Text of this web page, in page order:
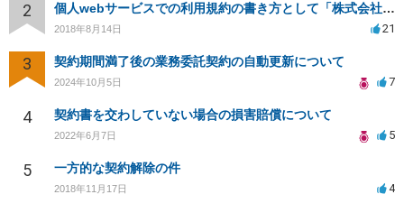
2 個人webサービスでの利用規約の書き方として「株式会社○○（以下当社）」と違う表現はありますか？
2018年8月14日 21
3 契約期間満了後の業務委託契約の自動更新について
2024年10月5日 7
4 契約書を交わしていない場合の損害賠償について
2022年6月7日 5
5 一方的な契約解除の件
2018年11月17日 4